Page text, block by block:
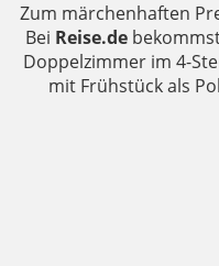
Zum märchenhaften
Bei Reise.de
Doppelzimmer im 4-
mit Frühstück als